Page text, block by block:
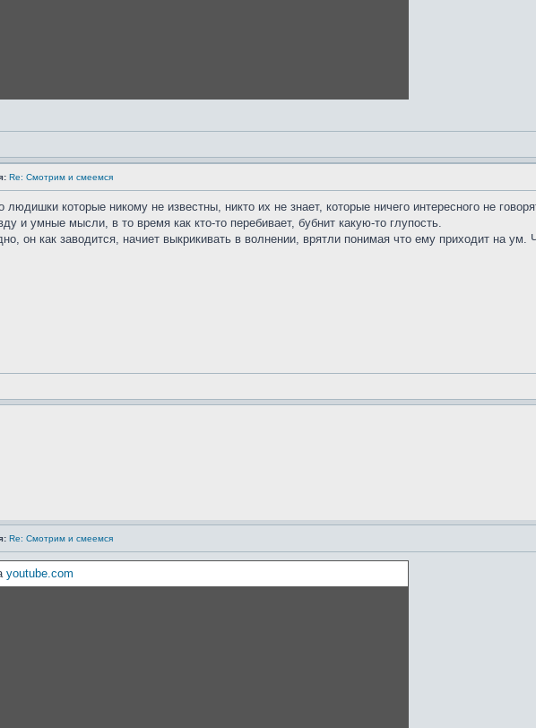
Re: Смотрим и смеемся
людишки которые никому не известны, никто их не знает, которые ничего интересного не
и умные мысли, в то время как кто-то перебивает, бубнит какую-то глупость.
он как заводится, начиет выкрикивать в волнении, врятли понимая что ему приходит на
Re: Смотрим и смеемся
youtube.com